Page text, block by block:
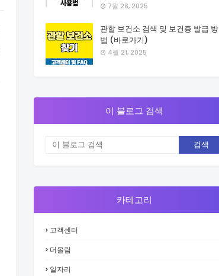
7월 28, 2025
관할 보건소 검색 및 보건증 발급 방
법 (바로가기)
4월 21, 2025
이 블로그 검색
카테고리
고객센터
더올림
일자리